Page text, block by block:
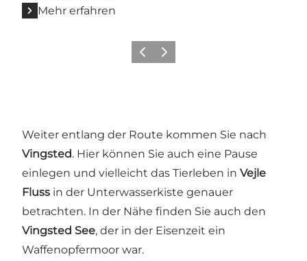
Mehr erfahren
ZurückWeiter
Weiter entlang der Route kommen Sie nach
Vingsted. Hier können Sie auch eine Pause
einlegen und vielleicht das Tierleben in Vejle
Fluss in der Unterwasserkiste genauer
betrachten. In der Nähe finden Sie auch den
Vingsted See, der in der Eisenzeit ein
Waffenopfermoor war.